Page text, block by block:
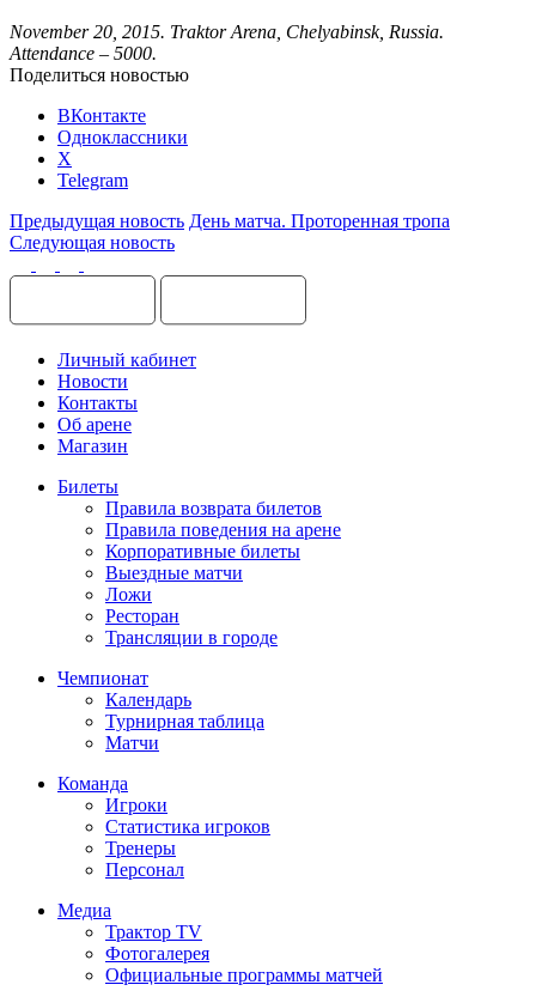
November20, 2015. Traktor Arena, Chelyabinsk, Russia.
Attendance – 5000.
Поделиться новостью
ВКонтакте
Одноклассники
X
Telegram
Предыдущая новость День матча. Проторенная тропа
Следующая новость
Личный кабинет
Новости
Контакты
Об арене
Магазин
Билеты
Правила возврата билетов
Правила поведения на арене
Корпоративные билеты
Выездные матчи
Ложи
Ресторан
Трансляции в городе
Чемпионат
Календарь
Турнирная таблица
Матчи
Команда
Игроки
Статистика игроков
Тренеры
Персонал
Медиа
Трактор TV
Фотогалерея
Официальные программы матчей